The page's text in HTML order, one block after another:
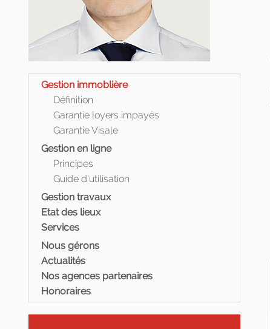
Gestion immoblière
Définition
Garantie loyers impayés
Garantie Visale
Gestion en ligne
Principes
Guide d'utilisation
Gestion travaux
Etat des lieux
Services
Nous gérons
Actualités
Nos agences partenaires
Honoraires